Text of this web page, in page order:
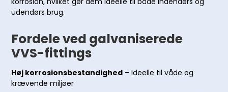
udendørs brug.
Fordele ved galvaniserede
VVS-fittings
Høj korrosionsbestandighed – Ideelle til våde og
krævende miljøer